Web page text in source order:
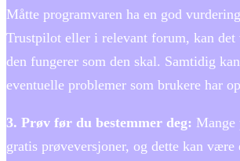
Måtte programvaren ha en god
Trustpilot eller i relevant forum, kan det
den fungerer som den skal. Samtidig
eventuelle problemer som brukere har
3. Prøv før du bestemmer deg:
gratis prøveversjoner, og dette kan være